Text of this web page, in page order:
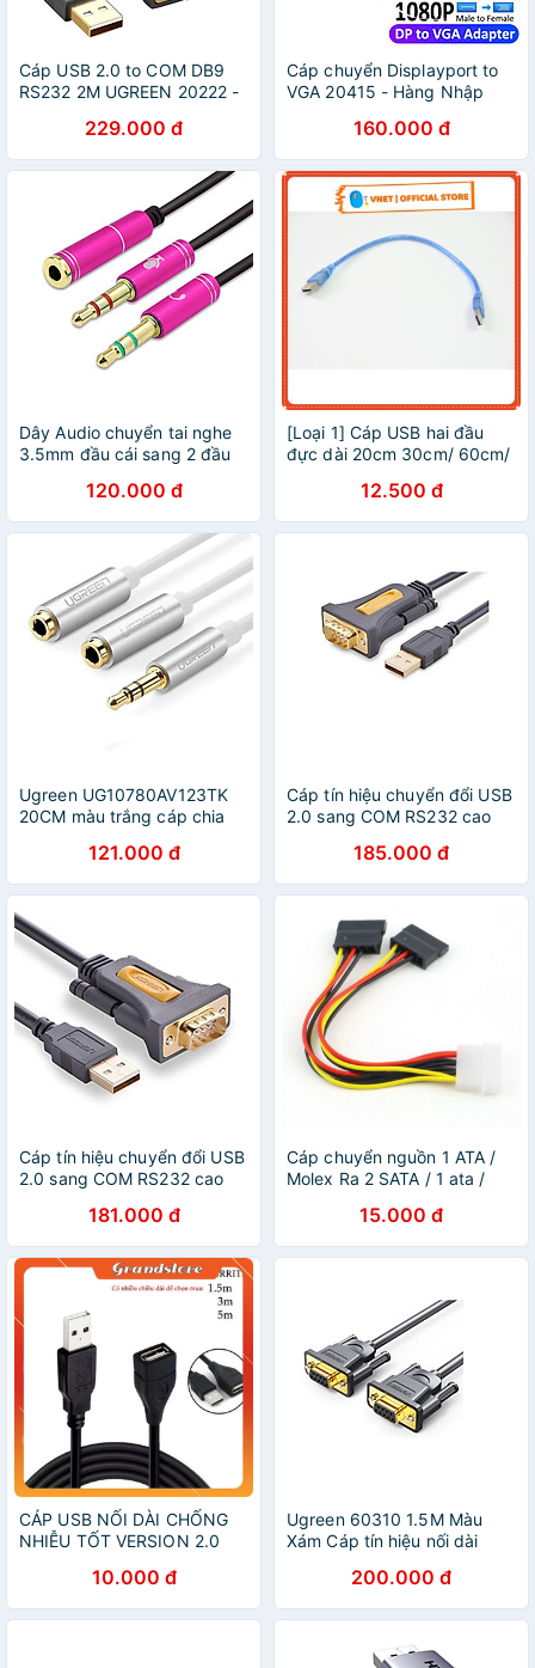
Cáp USB 2.0 to COM DB9
RS232 2M UGREEN 20222 -
229.000 đ
Cáp chuyển Displayport to
VGA 20415 - Hàng Nhập
160.000 đ
Dây Audio chuyển tai nghe
3.5mm đầu cái sang 2 đầu
vàng dài 20CM - Hàng Nhập
Khẩu
120.000 đ
[Loại 1] Cáp USB hai đầu
đực dài 20cm 30cm/ 60cm/
12.500 đ
Ugreen UG10780AV123TK
20CM màu trắng cáp chia
ra 2 đầu cái mạ vàng -
HÀNG CHÍNH HÃNG
121.000 đ
Cáp tín hiệu chuyển đổi USB
2.0 sang COM RS232 cao
104TH20211CR Hàng chính
hãng
185.000 đ
Cáp tín hiệu chuyển đổi USB
2.0 sang COM RS232 cao
104TH20222CR Hàng chính
hãng
181.000 đ
Cáp chuyển nguồn 1 ATA /
Molex Ra 2 SATA / 1 ata /
15.000 đ
CÁP USB NỐI DÀI CHỐNG
NHIỄU TỐT VERSION 2.0
MÀU ĐEN MỘT ĐẦU ĐỰC
MỘT ĐẦU CÁI
10.000 đ
Ugreen 60310 1.5M Màu
Xám Cáp tín hiệu nối dài
chính hãng200.000 đ